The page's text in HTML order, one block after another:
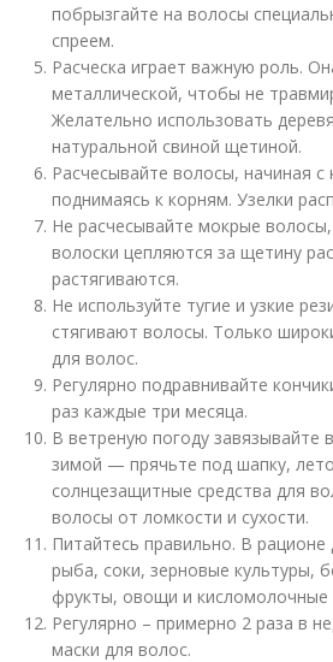
побрызгайте на волосы
спреем.
Расческа играет важную роль.
металлической, чтобы не
Желательно использовать
натуральной свиной щетиной.
Расчесывайте волосы, начиная с
поднимаясь к корням. Узелки
Не расчесывайте мокрые
волоски цепляются за щетину
растягиваются.
Не используйте тугие и узкие
стягивают волосы. Только
для волос.
Регулярно подравнивайте
раз каждые три месяца.
В ветреную погоду завязывайте
зимой — прячьте под шапку,
солнцезащитные средства для
волосы от ломкости и сухости.
Питайтесь правильно. В
рыба, соки, зерновые культуры,
фрукты, овощи и кисломолочные
Регулярно – примерно 2 раза в
маски для волос.